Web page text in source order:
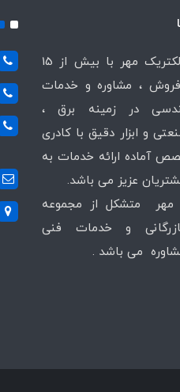
شرکت آریا الکتریک مهر با بیش از 15
، مشاوره و خدمات
در زمینه برق ،
و ابزار دقیق با کادری
آماده ارائه خدمات به
عزیز می باشد.
مهر متشکل از مجموعه
و خدمات فنی
می باشد .